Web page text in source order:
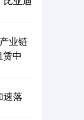
业链
赁中
速落